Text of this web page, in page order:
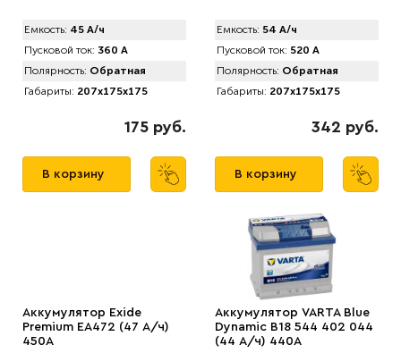
Емкость: 45 А/ч
Пусковой ток: 360 А
Полярность: Обратная
Габариты: 207x175x175
175 руб.
В корзину
Емкость: 54 А/ч
Пусковой ток: 520 А
Полярность: Обратная
Габариты: 207x175x175
342 руб.
В корзину
Аккумулятор Exide
Premium EA472 (47 А/ч)
450A
Аккумулятор VARTA Blue
Dynamic B18 544 402 044
(44 А/ч) 440А